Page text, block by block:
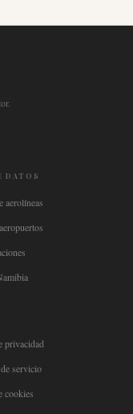
DATOS
aerolíneas
privacidad
servicio
cookies